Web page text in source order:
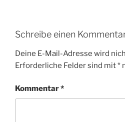
Schreibe einen
Deine E-Mail-Adresse wird
Erforderliche Felder sind mit*
Kommentar*